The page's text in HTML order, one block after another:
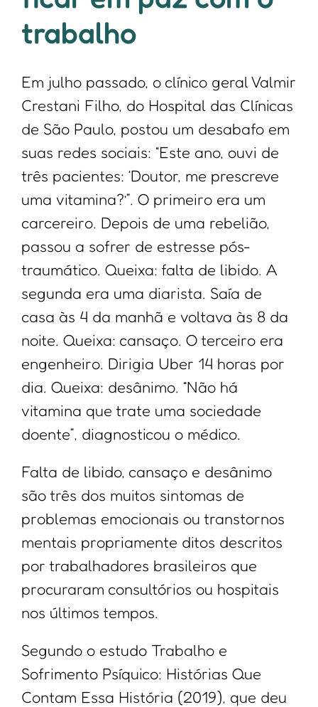
trabalho
Em julho passado, o clínico geral Valmir
Crestani Filho, do Hospital das Clínicas
de São Paulo, postou um desabafo em
suas redes sociais: “Este ano, ouvi de
três pacientes: ‘Doutor, me prescreve
uma vitamina?’”. O primeiro era um
carcereiro. Depois de uma rebelião,
passou a sofrer de estresse pós-
traumático. Queixa: falta de libido. A
segunda era uma diarista. Saía de
casa às 4 da manhã e voltava às 8 da
noite. Queixa: cansaço. O terceiro era
engenheiro. Dirigia Uber 14 horas por
dia. Queixa: desânimo. “Não há
vitamina que trate uma sociedade
doente”, diagnosticou o médico.
Falta de libido, cansaço e desânimo
são três dos muitos sintomas de
problemas emocionais ou transtornos
mentais propriamente ditos descritos
por trabalhadores brasileiros que
procuraram consultórios ou hospitais
nos últimos tempos.
Segundo o estudo Trabalho e
Sofrimento Psíquico: Histórias Que
Contam Essa História (2019), que deu